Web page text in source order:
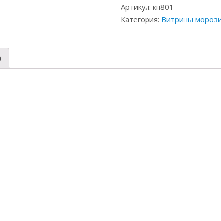
Артикул: кп801
Категория: Витрины